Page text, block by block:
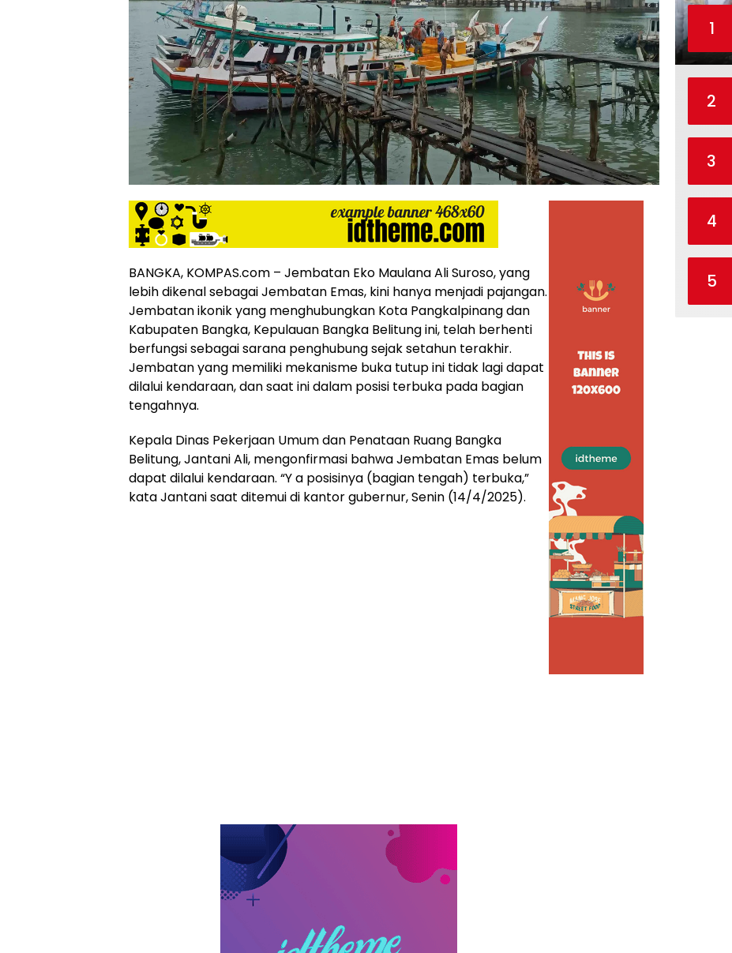
siber
eksklusif,
bergaya
trendi,
mengandung
unsur
edukasi,
gaya
hidup,
hiburan,
dari
SARA,
narkoba
berita
asusila
Media
Cetak
dan
Online
Ampera
News
BANGKA, KOMPAS.com – Jembatan Eko Maulana Ali Suroso, yang
lebih dikenal sebagai Jembatan Emas, kini hanya menjadi pajangan.
Jembatan ikonik yang menghubungkan Kota Pangkalpinang dan
Kabupaten Bangka, Kepulauan Bangka Belitung ini, telah berhenti
berfungsi sebagai sarana penghubung sejak setahun terakhir.
Jembatan yang memiliki mekanisme buka tutup ini tidak lagi dapat
dilalui kendaraan, dan saat ini dalam posisi terbuka pada bagian
tengahnya.
Kepala Dinas Pekerjaan Umum dan Penataan Ruang Bangka
Belitung, Jantani Ali, mengonfirmasi bahwa Jembatan Emas belum
dapat dilalui kendaraan. “Y a posisinya (bagian tengah) terbuka,”
kata Jantani saat ditemui di kantor gubernur, Senin (14/4/2025).
1
2
3
4
5